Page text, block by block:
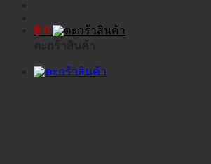
฿ 0